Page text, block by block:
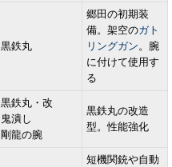
黒鉄丸
郷田の初期装
備。架空のガト
リングガン。腕
に付けて使用す
る
黒鉄丸・改
鬼潰し
剛龍の腕
黒鉄丸の改造
型。性能強化
短機関銃や自動